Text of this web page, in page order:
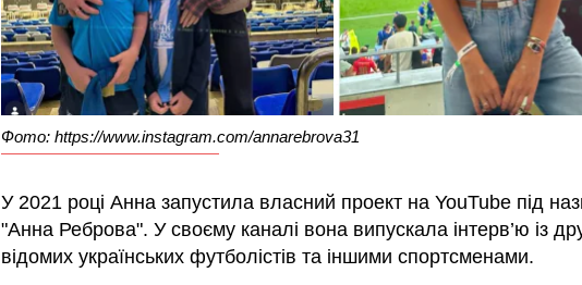
Фото: https://www.instagram.com/annarebrova31
У 2021 році Анна запустила власний проект на YouTube під
"Анна Реброва". У своєму каналі вона випускала інтерв’ю із
відомих українських футболістів та іншими спортсменами.